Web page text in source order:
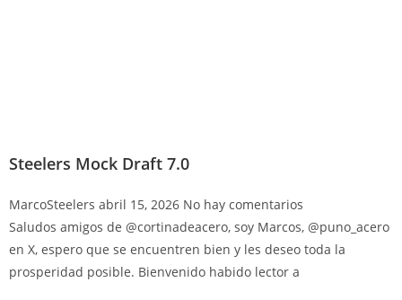
Steelers Mock Draft 7.0
MarcoSteelers abril 15, 2026 No hay comentarios
Saludos amigos de @cortinadeacero, soy Marcos, @puno_acero
en X, espero que se encuentren bien y les deseo toda la
prosperidad posible. Bienvenido habido lector a